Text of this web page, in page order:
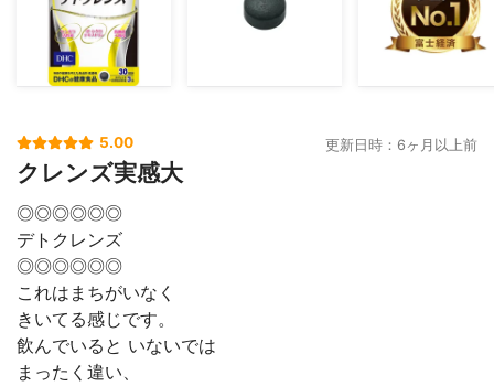
5.00 更新日時：6ヶ月以上前
クレンズ実感大
◎◎◎◎◎◎
デトクレンズ
◎◎◎◎◎◎
これはまちがいなく
きいてる感じです。
飲んでいると いないでは
まったく違い、